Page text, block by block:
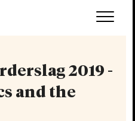
2019 -
and the